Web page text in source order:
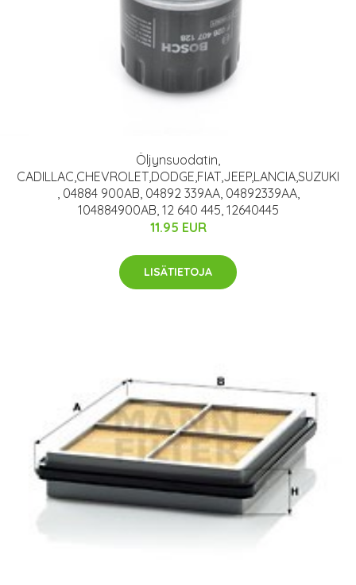
Öljynsuodatin,
CADILLAC,CHEVROLET,DODGE,FIAT,JEEP,LANCIA,SUZUKI
, 04884 900AB, 04892 339AA, 04892339AA,
104884900AB, 12 640 445, 12640445
11.95 EUR
LISÄTIETOJA